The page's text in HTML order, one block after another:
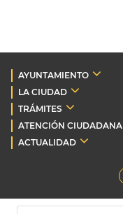
AYUNTAMIENTO
LA CIUDAD
TRÁMITES
ATENCIÓN CIUDADANA
ACTUALIDAD